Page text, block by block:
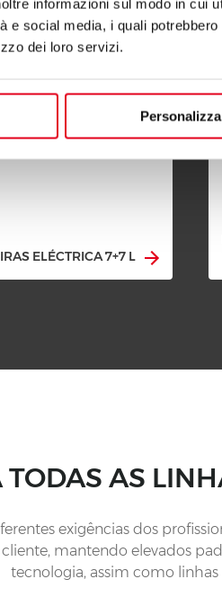
informazioni sul modo in cui
e social media, i quali
dei loro servizi.
Personalizza
ELÉCTRICA 7+7 L
TODAS AS
exigências dos
mantendo elevados
tecnologia, assim como